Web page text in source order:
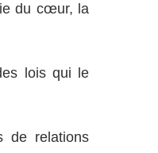
du cœur, la
lois qui le
de relations